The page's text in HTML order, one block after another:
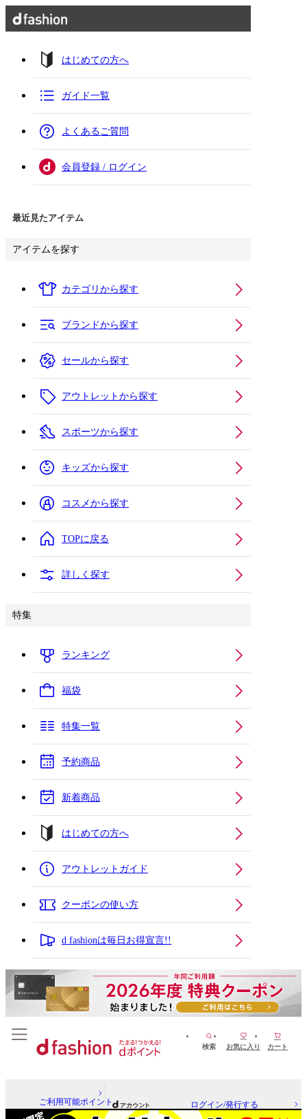
はじめての方へ
ガイド一覧
よくあるご質問
会員登録 / ログイン
最近見たアイテム
アイテムを探す
カテゴリから探す
ブランドから探す
セールから探す
アウトレットから探す
スポーツから探す
キッズから探す
コスメから探す
TOPに戻る
詳しく探す
特集
ランキング
福袋
特集一覧
予約商品
新着商品
はじめての方へ
アウトレットガイド
クーポンの使い方
d fashionは毎日お得宣言!!
検索 お気に入り カート
ご利用可能ポイント ログイン/発行する